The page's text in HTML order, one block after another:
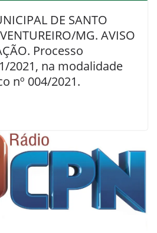
DE SANTO
MG. AVISO
Processo
2021, na modalidade
nº 004/2021.